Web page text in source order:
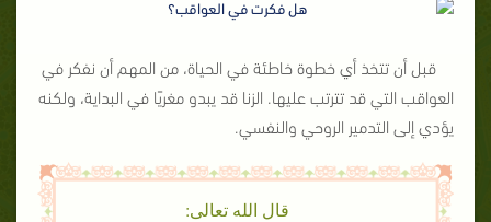
قبل أن تتخذ أي خطوة خاطئة في الحياة، من المهم أن نفكر في
العواقب التي قد تترتب عليها. الزنا قد يبدو مغريًا في البداية، ولكنه
يؤدي إلى التدمير الروحي والنفسي.
قال الله تعالى: